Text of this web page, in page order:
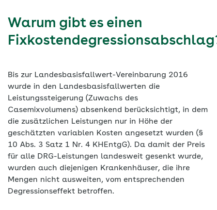
Warum gibt es einen
Bis zur Landesbasisfallwert-Vereinbarung 2016
wurde in den Landesbasisfallwerten die
Leistungssteigerung (Zuwachs des
Casemixvolumens) absenkend berücksichtigt, in dem
die zusätzlichen Leistungen nur in Höhe der
geschätzten variablen Kosten angesetzt wurden (§
10 Abs. 3 Satz 1 Nr. 4 KHEntgG). Da damit der Preis
für alle DRG-Leistungen landesweit gesenkt wurde,
wurden auch diejenigen Krankenhäuser, die ihre
Mengen nicht ausweiten, vom entsprechenden
Degressionseffekt betroffen.